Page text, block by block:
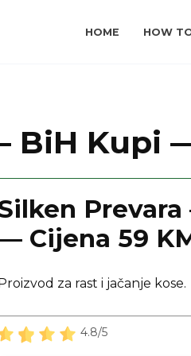
HOME HOW
BiH Kupi
Cijena 59
Proizvod za rast i jačanje kose.
4.8/5